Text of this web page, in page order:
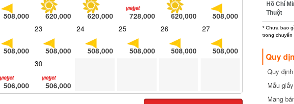
508,000 620,000 620,000 728,000 620,000
508,000
508,000
23
508,000
24
508,000
25
508,000
26
508,000
27
508,000
506,000
30
506,000
Hồ Chí
Thuột
* Chưa bao
trong chuyến
Quy
Quy
cần biết
Mẫu
Mang